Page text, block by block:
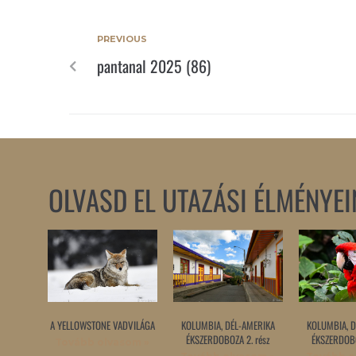
PREVIOUS
pantanal 2025 (86)
OLVASD EL UTAZÁSI
A YELLOWSTONE VADVILÁGA
KOLUMBIA, DÉL-AMERIKA
ÉKSZERDOBOZA 2. rész
KOLUMBIA,